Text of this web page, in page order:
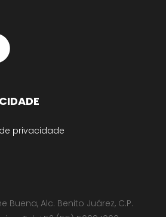
privacidade
Buena, Alc. Benito Juárez, C.P.